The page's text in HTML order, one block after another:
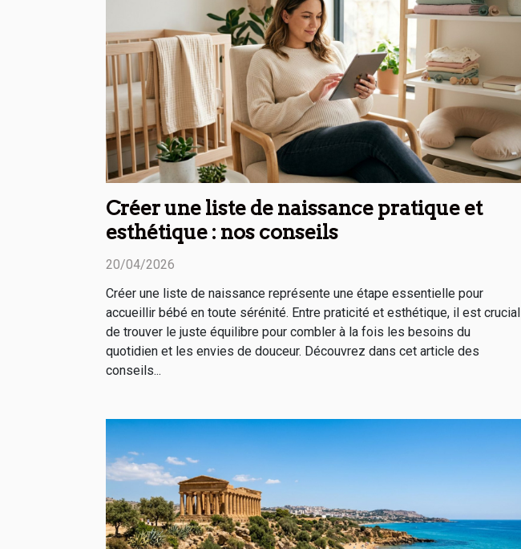
Créer une liste de naissance pratique et
esthétique : nos conseils
20/04/2026
Créer une liste de naissance représente une étape essentielle pour
accueillir bébé en toute sérénité. Entre praticité et esthétique, il est crucial
de trouver le juste équilibre pour combler à la fois les besoins du
quotidien et les envies de douceur. Découvrez dans cet article des
conseils...